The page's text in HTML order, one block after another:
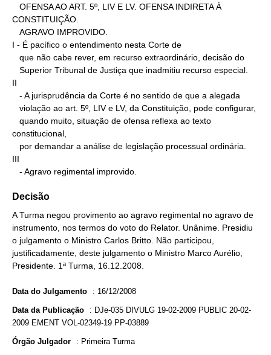
CONSTITUIÇÃO.
I - É pacífico o entendimento nesta Corte de
II
constitucional,
III
   - Agravo regimental improvido.
Decisão
A Turma negou provimento ao agravo regimental no agravo de
instrumento, nos termos do voto do Relator. Unânime. Presidiu
o julgamento o Ministro Carlos Britto. Não participou,
justificadamente, deste julgamento o Ministro Marco Aurélio,
Presidente. 1ª Turma, 16.12.2008.
Data do Julgamento : 16/12/2008
Data da Publicação : DJe-035 DIVULG 19-02-2009 PUBLIC 20-02-
2009 EMENT VOL-02349-19 PP-03889
Órgão Julgador : Primeira Turma